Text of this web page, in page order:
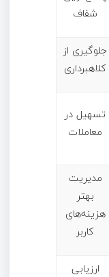
شفاف
جلوگیری از
کلاهبرداری
تسهیل در
معاملات
مدیریت
بهتر
هزینه‌های
کاربر
ارزیابی